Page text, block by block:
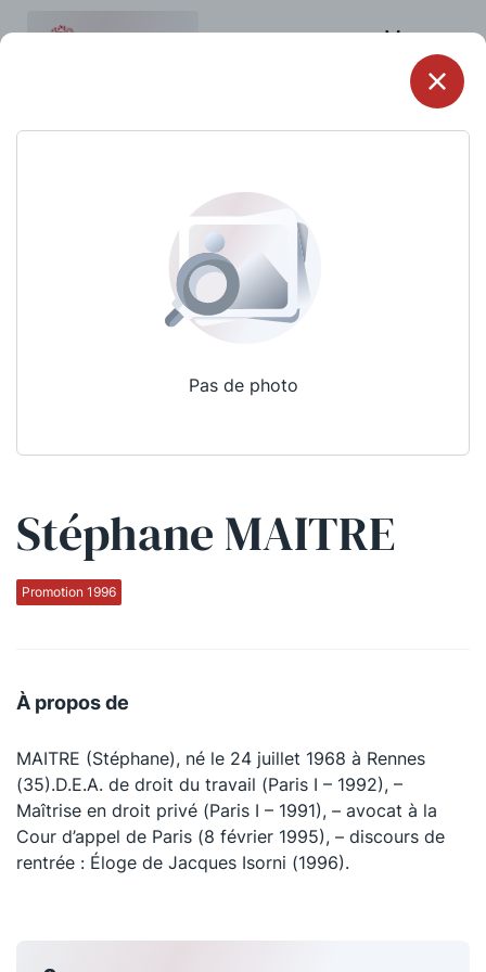
Menu
Pas de photo
Stéphane MAITRE
Promotion 1996
À propos de
MAITRE (Stéphane), né le 24 juillet 1968 à Rennes
(35).D.E.A. de droit du travail (Paris I – 1992), –
Maîtrise en droit privé (Paris I – 1991), – avocat à la
Cour d’appel de Paris (8 février 1995), – discours de
rentrée : Éloge de Jacques Isorni (1996).
Qui sommes-nous ?
La Conférence
La Conférence
Le Concours de la Conférence
La Conférence Berryer